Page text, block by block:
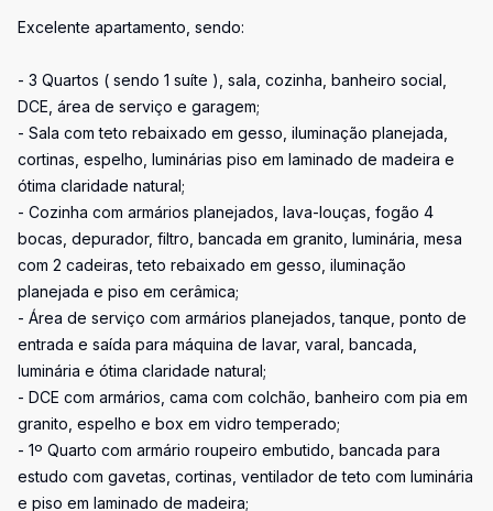
Excelente apartamento, sendo:
- 3 Quartos ( sendo 1 suíte ), sala, cozinha, banheiro social,
DCE, área de serviço e garagem;
- Sala com teto rebaixado em gesso, iluminação planejada,
cortinas, espelho, luminárias piso em laminado de madeira e
ótima claridade natural;
- Cozinha com armários planejados, lava-louças, fogão 4
bocas, depurador, filtro, bancada em granito, luminária, mesa
com 2 cadeiras, teto rebaixado em gesso, iluminação
planejada e piso em cerâmica;
- Área de serviço com armários planejados, tanque, ponto de
entrada e saída para máquina de lavar, varal, bancada,
luminária e ótima claridade natural;
- DCE com armários, cama com colchão, banheiro com pia em
granito, espelho e box em vidro temperado;
- 1º Quarto com armário roupeiro embutido, bancada para
estudo com gavetas, cortinas, ventilador de teto com luminária
e piso em laminado de madeira;